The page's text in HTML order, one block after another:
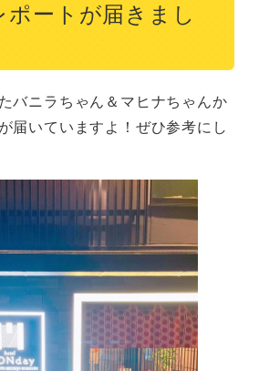
ポートが届きまし
バニラちゃん＆マヒナちゃんか
届いていますよ！ぜひ参考にし